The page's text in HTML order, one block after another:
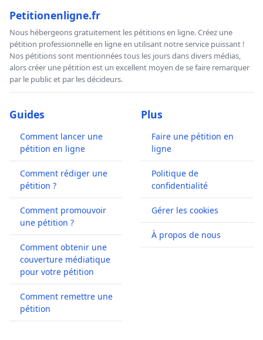
Petitionenligne.fr
Nous hébergeons gratuitement les pétitions en ligne. Créez une
pétition professionnelle en ligne en utilisant notre service puissant !
Nos pétitions sont mentionnées tous les jours dans divers médias,
alors créer une pétition est un excellent moyen de se faire remarquer
par le public et par les décideurs.
Guides
Comment lancer une
pétition en ligne
Comment rédiger une
pétition ?
Comment promouvoir
une pétition ?
Comment obtenir une
couverture médiatique
pour votre pétition
Comment remettre une
pétition
Plus
Faire une pétition en
ligne
Politique de
confidentialité
Gérer les cookies
À propos de nous